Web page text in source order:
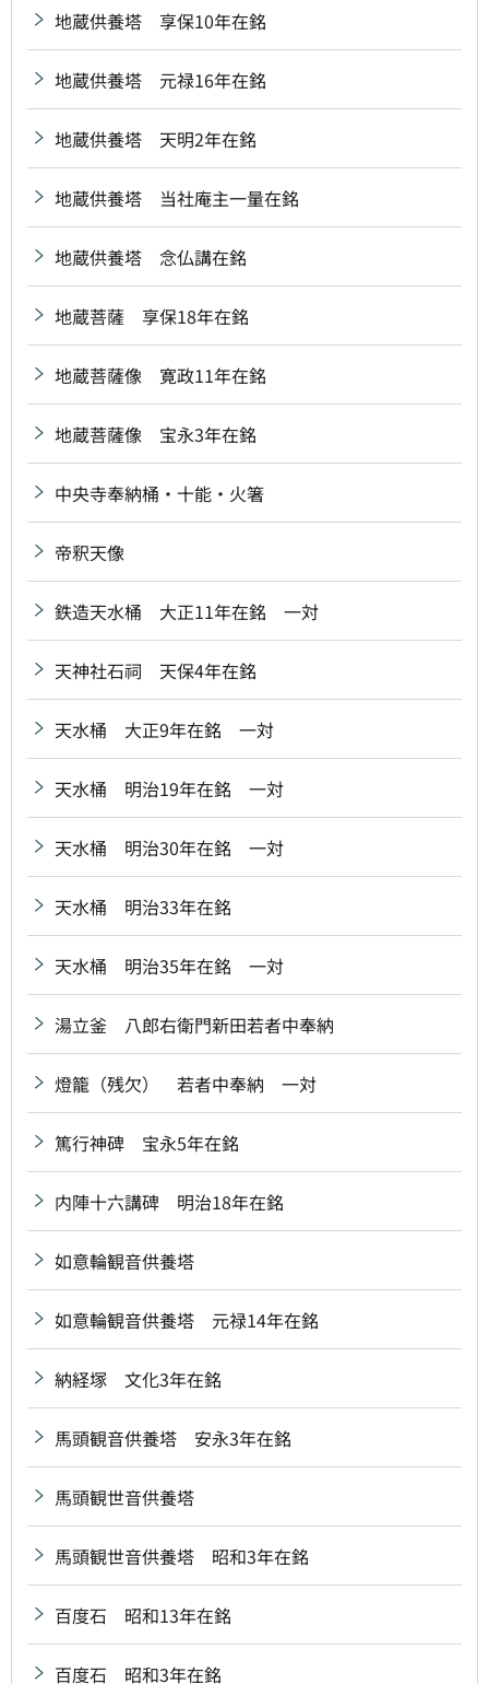
地蔵供養塔 享保10年在銘
地蔵供養塔 元禄16年在銘
地蔵供養塔 天明2年在銘
地蔵供養塔 当社庵主一量在銘
地蔵供養塔 念仏講在銘
地蔵菩薩 享保18年在銘
地蔵菩薩像 寛政11年在銘
地蔵菩薩像 宝永3年在銘
中央寺奉納桶・十能・火箸
帝釈天像
鉄造天水桶 大正11年在銘 一対
天神社石祠 天保4年在銘
天水桶 大正9年在銘 一対
天水桶 明治19年在銘 一対
天水桶 明治30年在銘 一対
天水桶 明治33年在銘
天水桶 明治35年在銘 一対
湯立釜 八郎右衛門新田若者中奉納
燈籠（残欠） 若者中奉納 一対
篤行神碑 宝永5年在銘
内陣十六講碑 明治18年在銘
如意輪観音供養塔
如意輪観音供養塔 元禄14年在銘
納経塚 文化3年在銘
馬頭観音供養塔 安永3年在銘
馬頭観世音供養塔
馬頭観世音供養塔 昭和3年在銘
百度石 昭和13年在銘
百度石 昭和3年在銘